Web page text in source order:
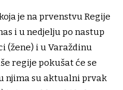
je na prvenstvu Regije
i u nedjelju po nastup
(žene) i u Varaždinu
regije pokušat će se
njima su aktualni prvak